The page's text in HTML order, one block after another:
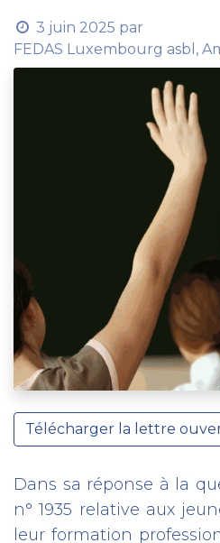
3 juin 2025 par
FEDAS Luxembourg asbl,
Télécharger la lettre
Dans sa réponse à la
n° 1935 relative aux
leur formation